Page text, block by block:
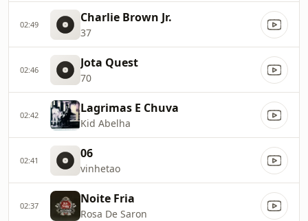
02:49 Charlie Brown Jr.
37
02:46 Jota Quest
70
02:42 Lagrimas E Chuva
Kid Abelha
02:41 06
vinhetao
02:37 Noite Fria
Rosa De Saron